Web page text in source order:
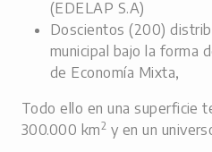
(EDELAP S.A)
Doscientos (200)
municipal bajo la forma
de Economía Mixta,
Todo ello en una superficie
300.000 km2 y en un